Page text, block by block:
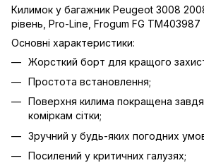
Килимок у багажник Peugeot 3008
рівень, Pro-Line, Frogum FG TM403987
Основні характеристики:
Жорсткий борт для кращого
Простота встановлення;
Поверхня килима покращена
коміркам сітки;
Зручний у будь-яких погодних
Посилений у критичних галузях;